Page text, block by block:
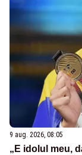
9 aug. 2026, 08:05
„E idolul meu,